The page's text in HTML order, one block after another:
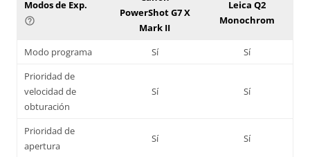
Modos de Exp.
help_outline
PowerShot G7 X
Mark II
Leica Q2
Monochrom
Modo programa Sí
Sí
Prioridad de
velocidad de
obturación
Sí Sí
Prioridad de
apertura
Sí Sí